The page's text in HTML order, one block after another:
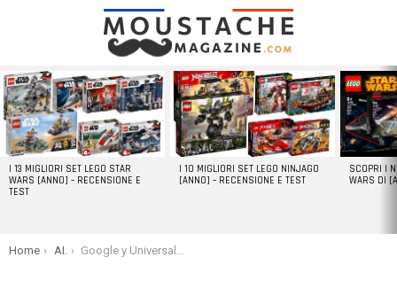
LATEST
STORIES
I 13 MIGLIORI SET LEGO STAR
WARS [ANNO] – RECENSIONE E
TEST
I 10 MIGLIORI SET LEGO NINJAGO
[ANNO] – RECENSIONE E TEST
SCOPRI I
WARS DI
You are here:
Home AI. Google y Universal Music buscan crear una aplicación para hacer música usando inteligencia artificial